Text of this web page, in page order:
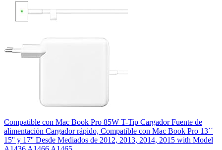
Compatible con Mac Book Pro 85W T-Tip Cargador Fuente de
alimentación Cargador rápido, Compatible con Mac Book Pro 13´´
15'' y 17'' Desde Mediados de 2012, 2013, 2014, 2015 with Model